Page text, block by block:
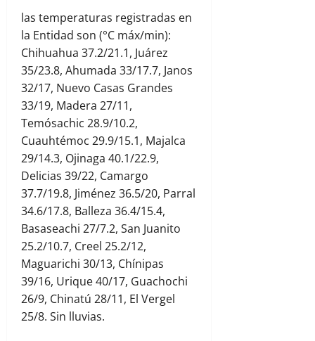
las temperaturas registradas en
la Entidad son (°C máx/min):
Chihuahua 37.2/21.1, Juárez
35/23.8, Ahumada 33/17.7, Janos
32/17, Nuevo Casas Grandes
33/19, Madera 27/11,
Temósachic 28.9/10.2,
Cuauhtémoc 29.9/15.1, Majalca
29/14.3, Ojinaga 40.1/22.9,
Delicias 39/22, Camargo
37.7/19.8, Jiménez 36.5/20, Parral
34.6/17.8, Balleza 36.4/15.4,
Basaseachi 27/7.2, San Juanito
25.2/10.7, Creel 25.2/12,
Maguarichi 30/13, Chínipas
39/16, Urique 40/17, Guachochi
26/9, Chinatú 28/11, El Vergel
25/8. Sin lluvias.